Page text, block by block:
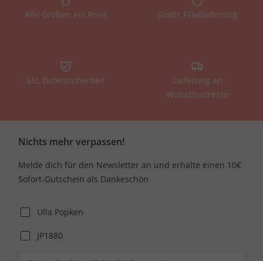
Alle Größen ein Preis Gratis Filiallieferung
SSL Datensicherheit
Lieferung an
Wunschadresse
Nichts mehr verpassen!
Melde dich für den Newsletter an und erhalte einen 10€
Sofort-Gutschein als Dankeschön
Ulla Popken
JP1880